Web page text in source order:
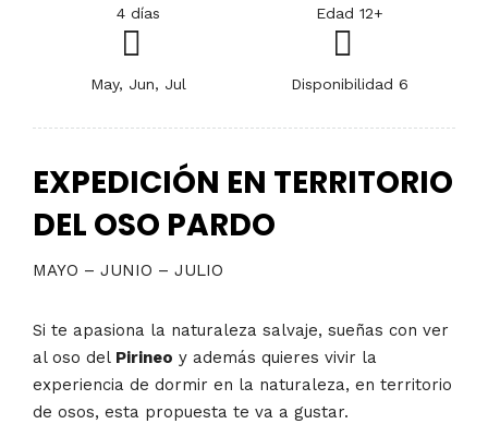
4 días Edad 12+
May, Jun, Jul Disponibilidad 6
EXPEDICIÓN EN TERRITORIO
DEL OSO PARDO
MAYO – JUNIO – JULIO
Si te apasiona la naturaleza salvaje, sueñas con ver
al oso del Pirineo y además quieres vivir la
experiencia de dormir en la naturaleza, en territorio
de osos, esta propuesta te va a gustar.